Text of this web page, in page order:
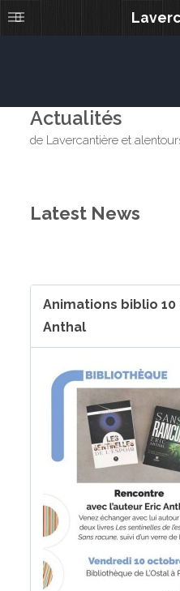
Actualités
de Lavercantière et
Latest News
Animations biblio 10
Anthal